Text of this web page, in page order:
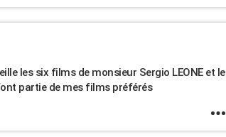
les six films de monsieur Sergio LEONE et le
partie de mes films préférés